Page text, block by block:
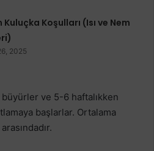
Kuluçka Koşulları (Isı ve Nem
2025
büyürler ve 5-6 haftalıkken
başlarlar. Ortalama